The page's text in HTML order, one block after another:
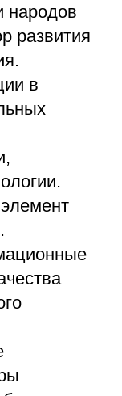
народов
развития
в